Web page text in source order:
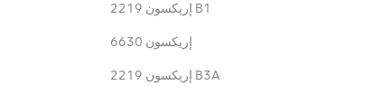
إريكسون 2219 B1
إريكسون 6630
إريكسون 2219 B3A